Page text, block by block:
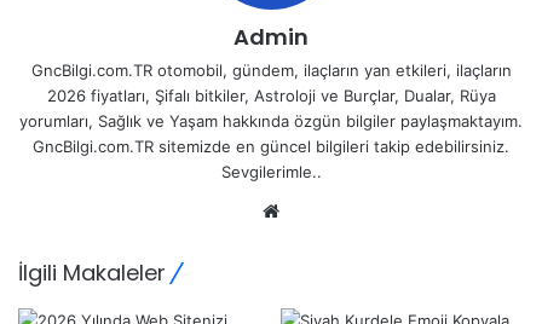
Admin
GncBilgi.com.TR otomobil, gündem, ilaçların yan etkileri, ilaçların
2026 fiyatları, Şifalı bitkiler, Astroloji ve Burçlar, Dualar, Rüya
yorumları, Sağlık ve Yaşam hakkında özgün bilgiler paylaşmaktayım.
GncBilgi.com.TR sitemizde en güncel bilgileri takip edebilirsiniz.
Sevgilerimle..
İlgili Makaleler